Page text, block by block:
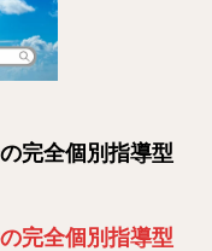
完全個別指導型
完全個別指導型